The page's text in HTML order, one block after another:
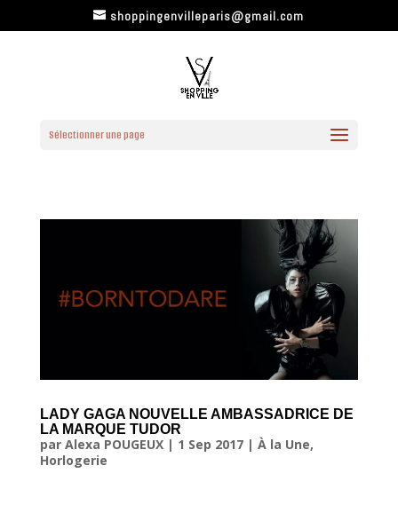
shoppingenvilleparis@gmail.com
Sélectionner une page
LADY GAGA NOUVELLE AMBASSADRICE DE
LA MARQUE TUDOR
par Alexa POUGEUX| 1 Sep 2017| À la Une,
Horlogerie